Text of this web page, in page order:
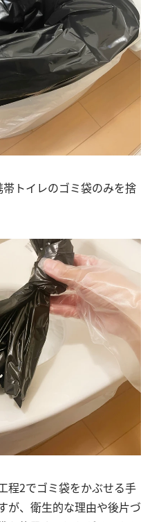
トイレのゴミ袋のみを捨
程2でゴミ袋をかぶせる手
が、衛生的な理由や後片づ